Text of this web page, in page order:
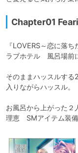
Chapter01
『LOVERS～恋に落
ラブホテル　風呂場前
そのままハッスルする
入りながらハッスル。
お風呂から上がった２
理恵　SMアイテム装備